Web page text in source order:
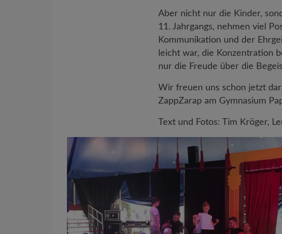
Aber nicht nur die Kinder,
11. Jahrgangs, nehmen viel
Kommunikation und der
leicht war, die Konzentration
nur die Freude über die
Wir freuen uns schon jetzt
ZappZarap am Gymnasium
Text und Fotos: Tim Kröger,